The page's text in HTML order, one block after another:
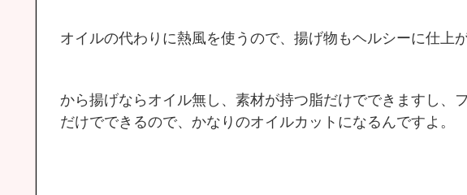
オイルの代わりに熱風を使うので、揚げ物もヘルシーに仕上
から揚げならオイル無し、素材が持つ脂だけでできますし、
だけでできるので、かなりのオイルカットになるんですよ。